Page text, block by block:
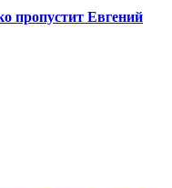
пропустит Евгений